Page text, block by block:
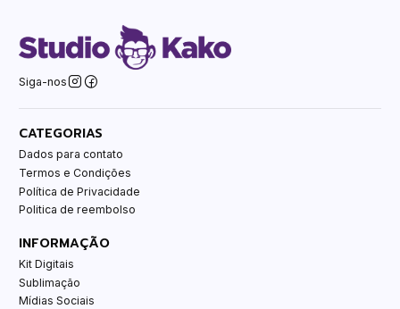
Siga-nos
CATEGORIAS
Dados para contato
Termos e Condições
Política de Privacidade
Politica de reembolso
INFORMAÇÃO
Kit Digitais
Sublimação
Mídias Sociais